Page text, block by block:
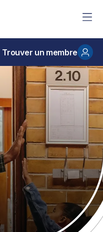
Trouver un membre